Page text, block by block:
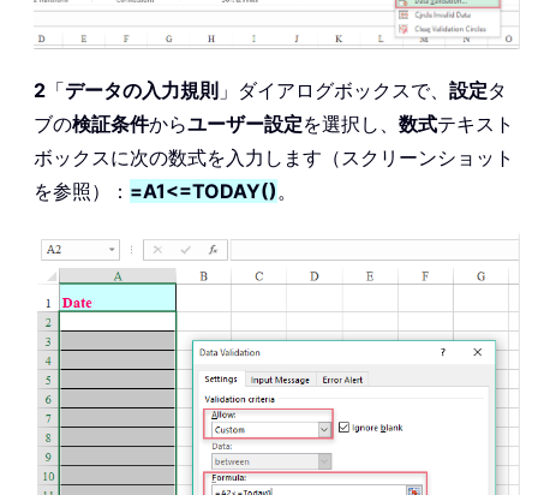
2 「データの入力規則 」ダイアログボックスで、 設定タ
ブの検証条件からユーザー設定を選択し、 数式テキスト
ボックスに次の数式を入力します（スクリーンショット
を参照）： =A1<=TODAY() 。